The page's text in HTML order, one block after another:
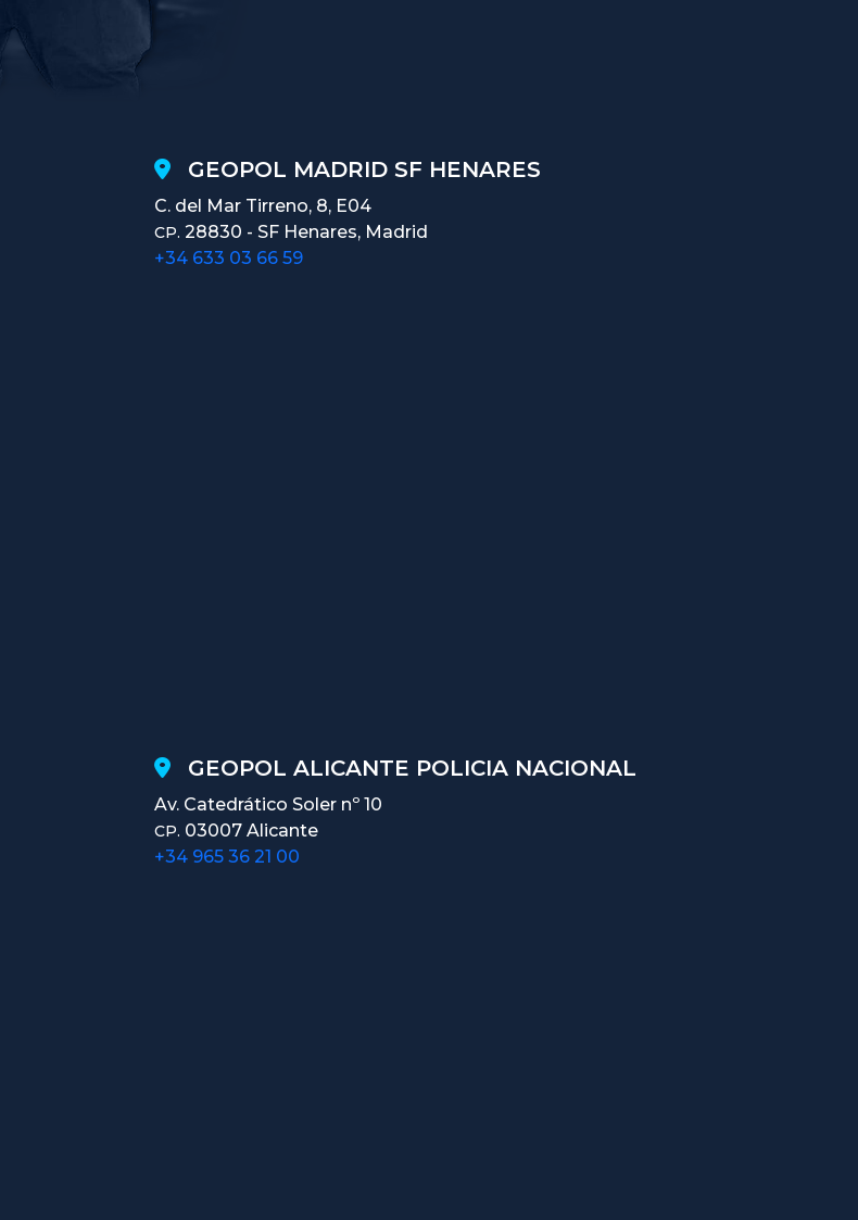
GEOPOL MADRID SF HENARES
C. del Mar Tirreno, 8, E04
CP. 28830 - SF Henares, Madrid
+34 633 03 66 59
GEOPOL ALICANTE POLICIA NACIONAL
Av. Catedrático Soler nº 10
CP. 03007 Alicante
+34 965 36 21 00